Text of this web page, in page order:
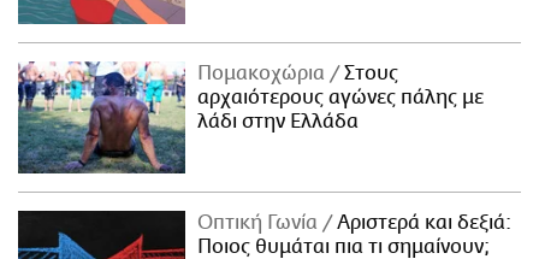
Πομακοχώρια
Στους
αρχαιότερους αγώνες πάλης με
λάδι στην Ελλάδα
Οπτική Γωνία
Αριστερά και δεξιά:
Ποιος θυμάται πια τι σημαίνουν;